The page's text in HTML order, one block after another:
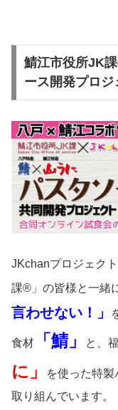
鯖江市役所JK
ース開発プロジ
JKchanプロジェク
課®」の皆様と一緒
言わせない！」
食材 「鯖」 と、
に」
を使った特
取り組んでいます。